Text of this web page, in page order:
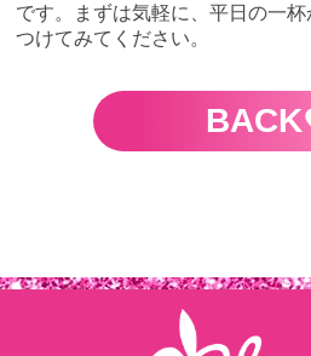
です。まずは気軽に、平日の一
つけてみてください。
BACK